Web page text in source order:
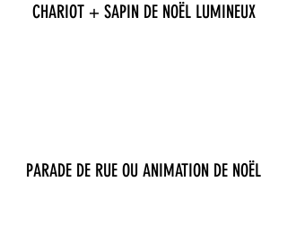
CHARIOT + SAPIN DE NOËL LUMINEUX
PARADE DE RUE OU ANIMATION DE NOËL